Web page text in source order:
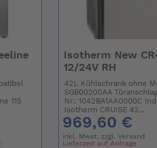
115
Isotherm New
12/24V RH
42L Kühlschrank ohne
SGB00200AA
Nr.: 1042BA1AA0000C
Isotherm CRUISE 42...
969,60 €
inkl. Mwst. zzgl.Versand
Lieferzeit auf Anfrage